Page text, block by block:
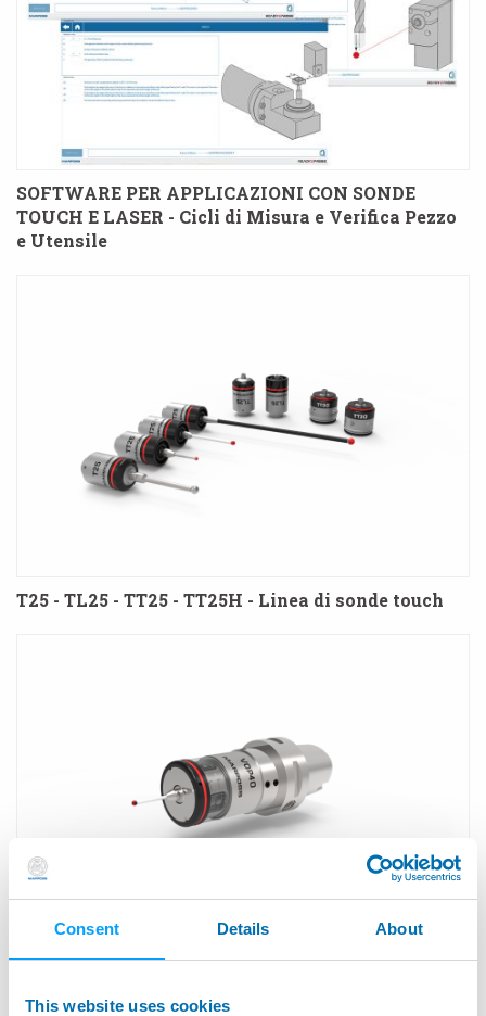
Consent Details About
This website uses cookies
SOFTWARE PER APPLICAZIONI CON SONDE
TOUCH E LASER - Cicli di Misura e Verifica Pezzo
e Utensile
T25 - TL25 - TT25 - TT25H - Linea di sonde touch
VOP40 - Sistema di Tastatura Compatto a